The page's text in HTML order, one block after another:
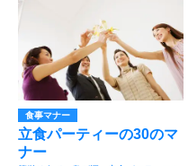
食事マナー
立食パーティーの30のマ
ナー